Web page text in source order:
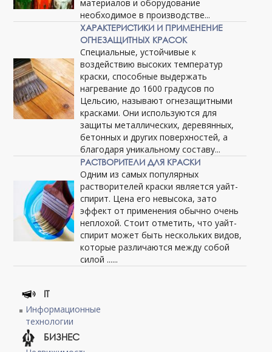
материалов и оборудование
необходимое в производстве...
ХАРАКТЕРИСТИКИ И ПРИМЕНЕНИЕ
ОГНЕЗАЩИТНЫХ КРАСОК
Специальные, устойчивые к
воздействию высоких температур
краски, способные выдержать
нагревание до 1600 градусов по
Цельсию, называют огнезащитными
красками. Они используются для
защиты металлических, деревянных,
бетонных и других поверхностей, а
благодаря уникальному составу...
РАСТВОРИТЕЛИ ДЛЯ КРАСКИ
Одним из самых популярных
растворителей краски является уайт-
спирит. Цена его невысока, зато
эффект от применения обычно очень
неплохой. Стоит отметить, что уайт-
спирит может быть нескольких видов,
которые различаются между собой
силой ......
IT
Информационные
технологии
БИЗНЕС